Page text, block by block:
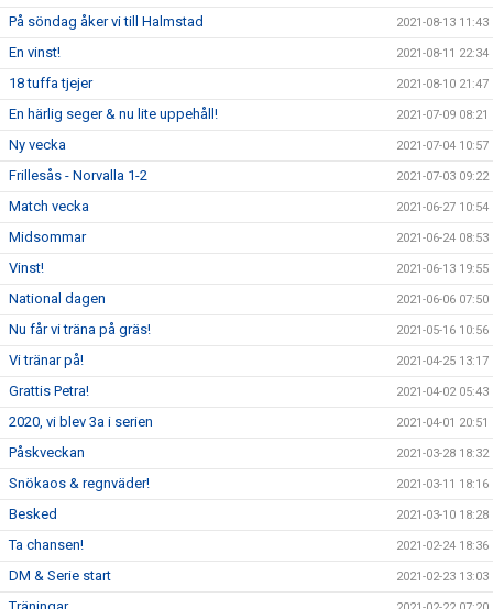
På söndag åker vi till Halmstad 2021-08-13 11:43
En vinst! 2021-08-11 22:34
18 tuffa tjejer 2021-08-10 21:47
En härlig seger & nu lite uppehåll! 2021-07-09 08:21
Ny vecka 2021-07-04 10:57
Frillesås - Norvalla 1-2 2021-07-03 09:22
Match vecka 2021-06-27 10:54
Midsommar 2021-06-24 08:53
Vinst! 2021-06-13 19:55
National dagen 2021-06-06 07:50
Nu får vi träna på gräs! 2021-05-16 10:56
Vi tränar på! 2021-04-25 13:17
Grattis Petra! 2021-04-02 05:43
2020, vi blev 3a i serien 2021-04-01 20:51
Påskveckan 2021-03-28 18:32
Snökaos & regnväder! 2021-03-11 18:16
Besked 2021-03-10 18:28
Ta chansen! 2021-02-24 18:36
DM & Serie start 2021-02-23 13:03